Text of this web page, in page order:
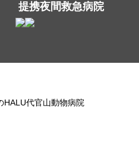
提携夜間救急病院